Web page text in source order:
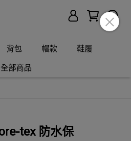
背包 帽款
鞋履
全部商品
tex 防水保